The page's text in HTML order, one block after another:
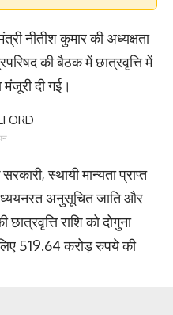
नीतीश कुमार की अध्यक्षता
की बैठक में छात्रवृत्ति में
दी गई।
स्थायी मान्यता प्राप्त
अनुसूचित जाति और
राशि को दोगुना
519.64 करोड़ रुपये की